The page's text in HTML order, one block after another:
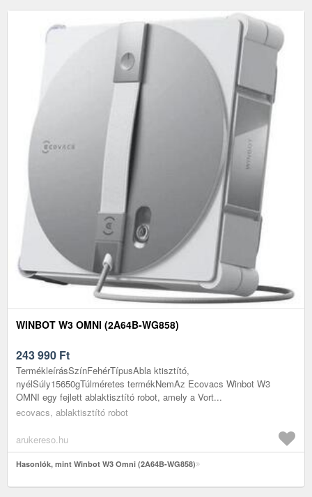
WINBOT W3 OMNI (2A64B-WG858)
243 990 Ft
TermékleírásSzínFehérTípusAbla ktisztító,
nyélSúly15650gTúlméretes termékNemAz Ecovacs Winbot W3
OMNI egy fejlett ablaktisztító robot, amely a Vort...
ecovacs, ablaktisztító robot
arukereso.hu
Hasonlók, mint Winbot W3 Omni (2A64B-WG858)